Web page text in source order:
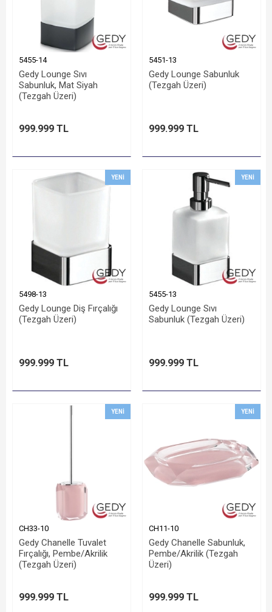
5455-14
Gedy Lounge Sıvı
Sabunluk, Mat Siyah
(Tezgah Üzeri)
999.999 TL
5451-13
Gedy Lounge Sabunluk
(Tezgah Üzeri)
999.999 TL
YENI
5498-13
Gedy Lounge Diş Fırçalığı
(Tezgah Üzeri)
999.999 TL
YENI
5455-13
Gedy Lounge Sıvı
Sabunluk (Tezgah Üzeri)
999.999 TL
YENI
CH33-10
Gedy Chanelle Tuvalet
Fırçalığı, Pembe/Akrilik
(Tezgah Üzeri)
999.999 TL
YENI
CH11-10
Gedy Chanelle Sabunluk,
Pembe/Akrilik (Tezgah
Üzeri)
999.999 TL